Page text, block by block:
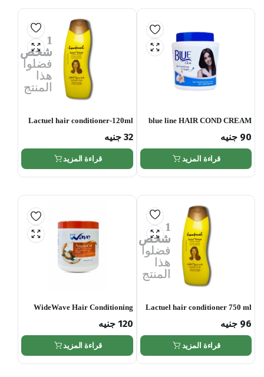
blue line HAIR COND CREAM
90 جنيه
قراءة المزيد
1
شخص
فضلوا
هذا
المنتج
Lactuel hair conditioner-120ml
32 جنيه
قراءة المزيد
1
شخص
فضلوا
هذا
المنتج
Lactuel hair conditioner 750 ml
96 جنيه
قراءة المزيد
WideWave Hair Conditioning
120 جنيه
قراءة المزيد